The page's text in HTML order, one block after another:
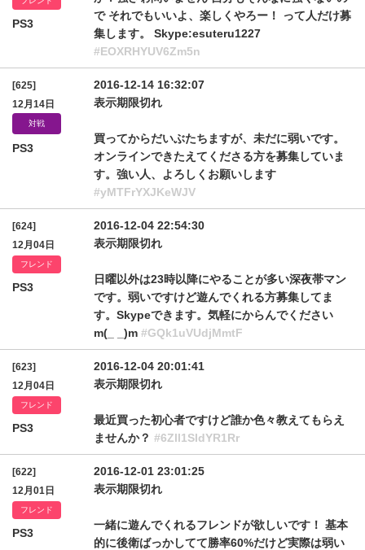
PS3
で それでもいいよ、楽しくやろー！ って人だけ募
集します。 Skype:esuteru1227
#EOXRHYUV6Zm5n
[625]
12月14日
対戦
PS3
2016-12-14 16:32:07
表示期限切れ
買ってからだいぶたちますが、未だに弱いです。
オンラインできたえてくださる方を募集していま
す。強い人、よろしくお願いします
#yMTFrYXJKeWJV
[624]
12月04日
フレンド
PS3
2016-12-04 22:54:30
表示期限切れ
日曜以外は23時以降にやることが多い深夜帯マン
です。弱いですけど遊んでくれる方募集してま
す。Skypeできます。気軽にからんでください
m(_ _)m #GQk1uVUdjMmtF
[623]
12月04日
フレンド
PS3
2016-12-04 20:01:41
表示期限切れ
最近買った初心者ですけど誰か色々教えてもらえ
ませんか？ #6Zll1SldYR1Rr
[622]
12月01日
フレンド
PS3
2016-12-01 23:01:25
表示期限切れ
一緒に遊んでくれるフレンドが欲しいです！ 基本
的に後衛ばっかしてて勝率60%だけど実際は弱い